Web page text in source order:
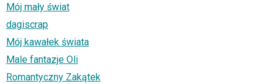
Mój mały świat
dagiscrap
Mój kawałek świata
Male fantazje Oli
Romantyczny Zakątek